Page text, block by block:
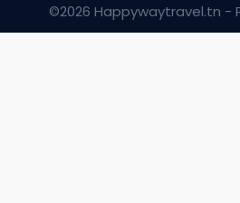
©2026 Happywaytravel.tn -